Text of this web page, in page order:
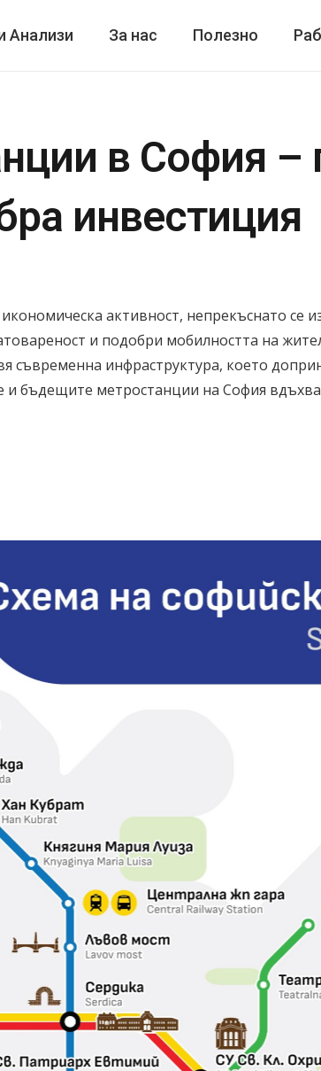
Анализи За нас Полезно
в София –
инвестиция
активност, непрекъснато
и подобри мобилността на
инфраструктура, което
бъдещите метростанции на София